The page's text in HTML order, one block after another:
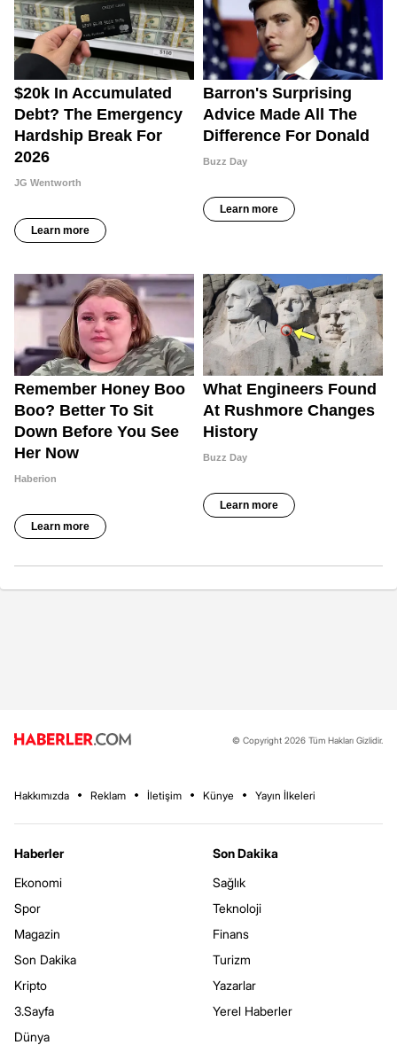
© Copyright 2026 Tüm Hakları Gizlidir.
Hakkımızda Reklam İletişim Künye Yayın İlkeleri
Haberler
Ekonomi
Spor
Magazin
Son Dakika
Kripto
3.Sayfa
Dünya
Son Dakika
Sağlık
Teknoloji
Finans
Turizm
Yazarlar
Yerel Haberler